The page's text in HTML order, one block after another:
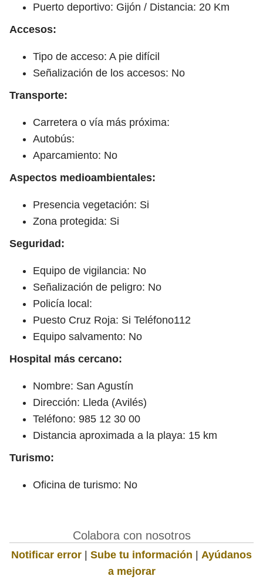
Puerto deportivo: Gijón / Distancia: 20 Km
Accesos:
Tipo de acceso: A pie difícil
Señalización de los accesos: No
Transporte:
Carretera o vía más próxima:
Autobús:
Aparcamiento: No
Aspectos medioambientales:
Presencia vegetación: Si
Zona protegida: Si
Seguridad:
Equipo de vigilancia: No
Señalización de peligro: No
Policía local:
Puesto Cruz Roja: Si Teléfono112
Equipo salvamento: No
Hospital más cercano:
Nombre: San Agustín
Dirección: Lleda (Avilés)
Teléfono: 985 12 30 00
Distancia aproximada a la playa: 15 km
Turismo:
Oficina de turismo: No
Colabora con nosotros
Notificar error | Sube tu información | Ayúdanos
a mejorar